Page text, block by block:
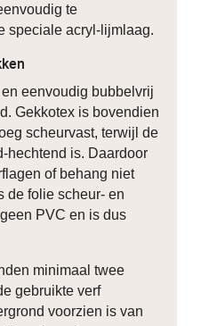
te
speciale acryl-lijmlaag.
eenvoudig bubbelvrij
Gekkotex is bovendien
scheurvast, terwijl de
hechtend is. Daardoor
of behang niet
de folie scheur- en
PVC en is dus
minimaal twee
gebruikte verf
voorzien is van